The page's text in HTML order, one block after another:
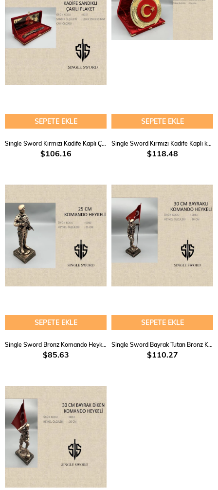
SEPETE EKLE
$106.16
SEPETE EKLE
$118.48
SEPETE EKLE
$85.63
SEPETE EKLE
$110.27